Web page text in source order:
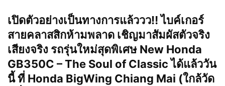
เปิดตัวอย่างเป็นทางการแล้ววว‼️ ไบค์เกอร์
สายคลาสสิกห้ามพลาด เชิญมาสัมผัสตัวจริง
เสียงจริง รถรุ่นใหม่สุดพิเศษ New Honda
GB350C – The Soul of Classic ได้แล้ววัน
นี้ ที่ Honda BigWing Chiang Mai (ใกล้วัด